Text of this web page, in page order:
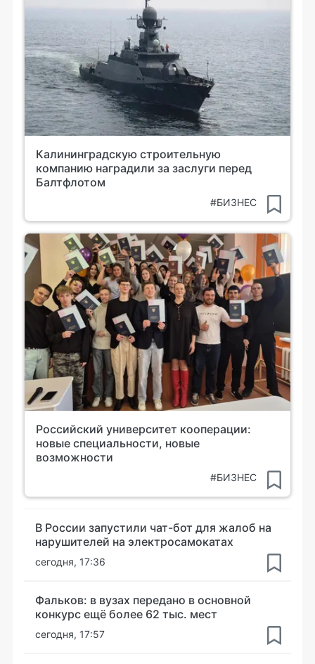
Калининградскую строительную
компанию наградили за заслуги перед
Балтфлотом
#БИЗНЕС
Российский университет кооперации:
новые специальности, новые
возможности
#БИЗНЕС
В России запустили чат-бот для жалоб на
нарушителей на электросамокатах
сегодня, 17:36
Фальков: в вузах передано в основной
конкурс ещё более 62 тыс. мест
сегодня, 17:57